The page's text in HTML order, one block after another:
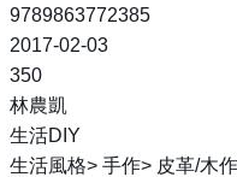
9789863772385
2017-02-03
350
林農凱
生活DIY
生活風格> 手作> 皮革/木